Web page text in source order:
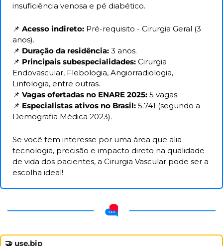
insuficiência venosa e pé diabético.
📌 Acesso indireto: Pré-requisito - Cirurgia Geral (3
anos).
📌 Duração da residência: 3 anos.
📌 Principais subespecialidades: Cirurgia
Endovascular, Flebologia, Angiorradiologia,
Linfologia, entre outras.
📌 Vagas ofertadas no ENARE 2025: 5 vagas.
📌 Especialistas ativos no Brasil: 5.741 (segundo a
Demografia Médica 2023).
Se você tem interesse por uma área que alia
tecnologia, precisão e impacto direto na qualidade
de vida dos pacientes, a Cirurgia Vascular pode ser a
escolha ideal!
🤝 use.bip